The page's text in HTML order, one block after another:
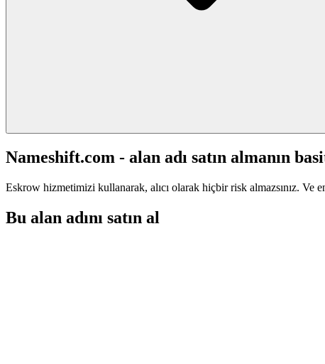
Nameshift.com - alan adı satın almanın
Eskrow hizmetimizi kullanarak, alıcı olarak hiçbir risk almazsınız. Ve
Bu alan adını satın al